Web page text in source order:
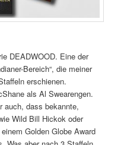
DEADWOOD. Eine der
Bereich“, die meiner
erschienen.
als Al Swearengen.
auch, dass bekannte,
Wild Bill Hickok oder
Golden Globe Award